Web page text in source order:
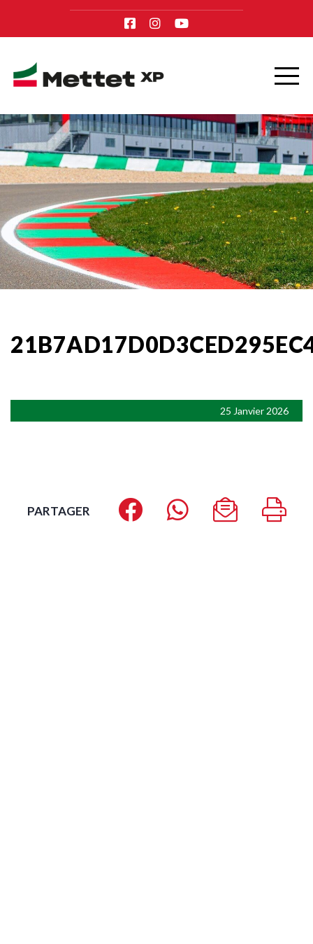
25 Janvier 2026
PARTAGER